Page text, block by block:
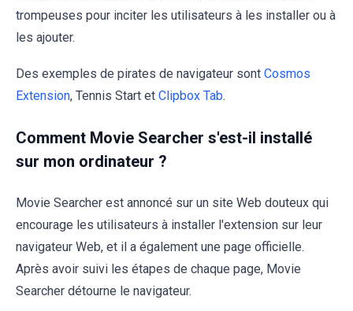
trompeuses pour inciter les utilisateurs à les installer ou à
les ajouter.
Des exemples de pirates de navigateur sont Cosmos
Extension, Tennis Start et Clipbox Tab.
Comment Movie Searcher s'est-il installé
sur mon ordinateur ?
Movie Searcher est annoncé sur un site Web douteux qui
encourage les utilisateurs à installer l'extension sur leur
navigateur Web, et il a également une page officielle.
Après avoir suivi les étapes de chaque page, Movie
Searcher détourne le navigateur.